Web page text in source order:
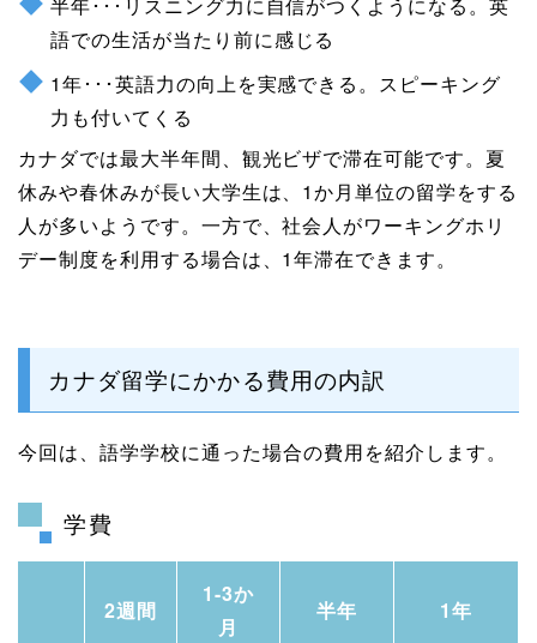
半年･･･リスニング力に自信がつくようになる。英
語での生活が当たり前に感じる
1年･･･英語力の向上を実感できる。スピーキング
力も付いてくる
カナダでは最大半年間、観光ビザで滞在可能です。夏
休みや春休みが長い大学生は、1か月単位の留学をする
人が多いようです。一方で、社会人がワーキングホリ
デー制度を利用する場合は、1年滞在できます。
カナダ留学にかかる費用の内訳
今回は、語学学校に通った場合の費用を紹介します。
学費
2週間
1-3か
月
半年 1年